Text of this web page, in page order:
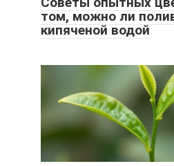
том, можно ли
кипяченой водой